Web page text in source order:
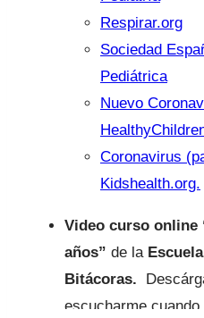
Respirar.org
Sociedad
Pediátrica
Nuevo
Coronavirus
Kidshealth.org.
Video curso online
años” de laEscuela
Bitácoras.
escucharme cuando